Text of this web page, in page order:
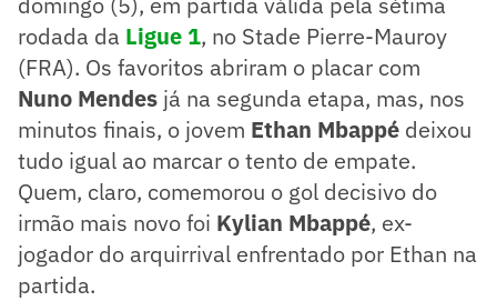
rodada da Ligue 1, no Stade Pierre-Mauroy
(FRA). Os favoritos abriram o placar com
Nuno Mendes já na segunda etapa, mas, nos
minutos finais, o jovem Ethan Mbappé deixou
tudo igual ao marcar o tento de empate.
Quem, claro, comemorou o gol decisivo do
irmão mais novo foi Kylian Mbappé, ex-
jogador do arquirrival enfrentado por Ethan na
partida.